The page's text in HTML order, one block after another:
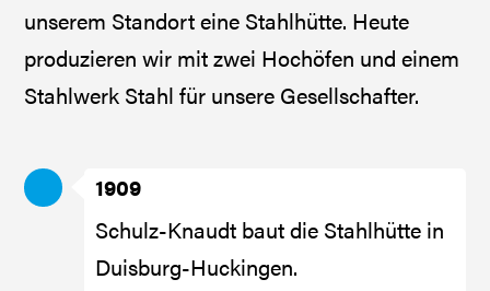
unserem Standort eine Stahlhütte. Heute
produzieren wir mit zwei Hochöfen und einem
Stahlwerk Stahl für unsere Gesellschafter.
1909
Schulz-Knaudt baut die Stahlhütte in
Duisburg-Huckingen.